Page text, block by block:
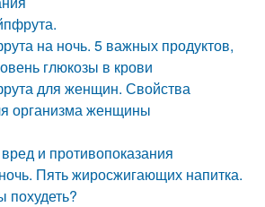
на ночь. 5 важных продуктов,
глюкозы в крови
для женщин. Свойства
организма женщины
и противопоказания
Пять жиросжигающих напитка.
похудеть?